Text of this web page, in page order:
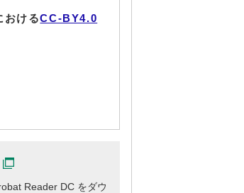
おけるCC-BY4.0
Reader DC をダウ